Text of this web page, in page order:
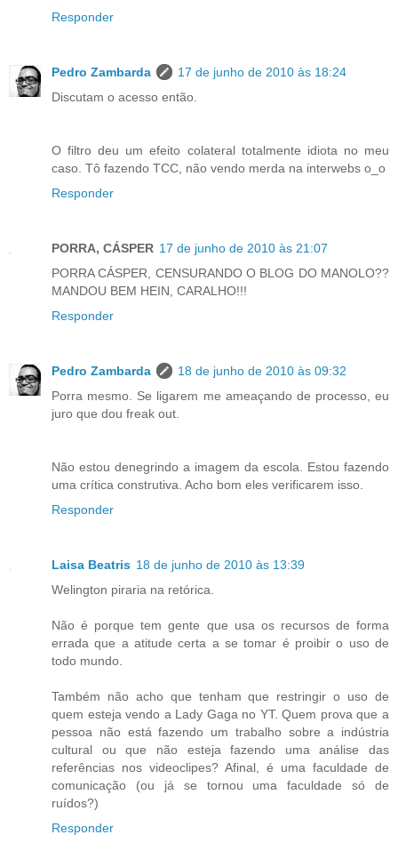
Responder
Pedro Zambarda
17 de junho de 2010 às 18:24
Discutam o acesso então.
O filtro deu um efeito colateral totalmente idiota no meu
caso. Tô fazendo TCC, não vendo merda na interwebs o_o
Responder
PORRA, CÁSPER 17 de junho de 2010 às 21:07
PORRA CÁSPER, CENSURANDO O BLOG DO MANOLO??
MANDOU BEM HEIN, CARALHO!!!
Responder
Pedro Zambarda
18 de junho de 2010 às 09:32
Porra mesmo. Se ligarem me ameaçando de processo, eu
juro que dou freak out.
Não estou denegrindo a imagem da escola. Estou fazendo
uma crítica construtiva. Acho bom eles verificarem isso.
Responder
Laisa Beatris 18 de junho de 2010 às 13:39
Welington piraria na retórica.
Não é porque tem gente que usa os recursos de forma
errada que a atitude certa a se tomar é proibir o uso de
todo mundo.
Também não acho que tenham que restringir o uso de
quem esteja vendo a Lady Gaga no YT. Quem prova que a
pessoa não está fazendo um trabalho sobre a indústria
cultural ou que não esteja fazendo uma análise das
referências nos videoclipes? Afinal, é uma faculdade de
comunicação (ou já se tornou uma faculdade só de
ruídos?)
Responder